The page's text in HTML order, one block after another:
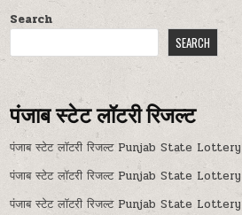
Search
SEARCH
पंजाब स्टेट लॉटरी रिजल्ट
पंजाब स्टेट लॉटरी रिजल्ट Punjab State
पंजाब स्टेट लॉटरी रिजल्ट Punjab State
पंजाब स्टेट लॉटरी रिजल्ट Punjab State